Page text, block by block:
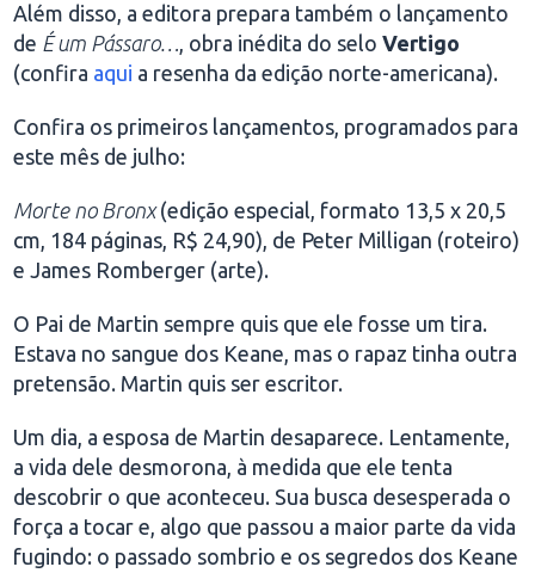
Além disso, a editora prepara também o lançamento
de É um Pássaro…, obra inédita do seloVertigo
(confira aqui a resenha da edição norte-americana).
Confira os primeiros lançamentos, programados para
este mês de julho:
Morte no Bronx(edição especial, formato 13,5 x 20,5
cm, 184 páginas, R$ 24,90), de Peter Milligan (roteiro)
e James Romberger (arte).
O Pai de Martin sempre quis que ele fosse um tira.
Estava no sangue dos Keane, mas o rapaz tinha outra
pretensão. Martin quis ser escritor.
Um dia, a esposa de Martin desaparece. Lentamente,
a vida dele desmorona, à medida que ele tenta
descobrir o que aconteceu. Sua busca desesperada o
força a tocar e, algo que passou a maior parte da vida
fugindo: o passado sombrio e os segredos dos Keane